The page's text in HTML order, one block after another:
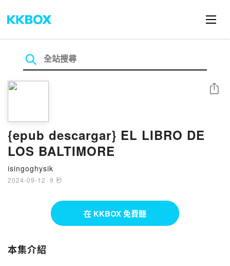
{epub descargar} EL LIBRO DE
LOS BALTIMORE
isingoghysik
2024-09-12 · 9 秒
分享
在 KKBOX 免費聽
本集介紹